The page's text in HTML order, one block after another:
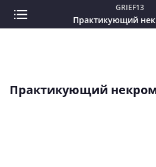
GRIEF13
Практикующий
Практикующий